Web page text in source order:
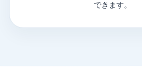
できます。